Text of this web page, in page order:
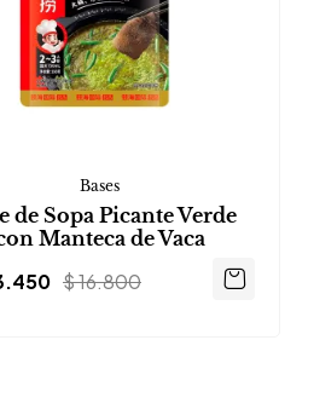
Bases
de Sopa Picante Verde
Manteca de Vaca
$16.800